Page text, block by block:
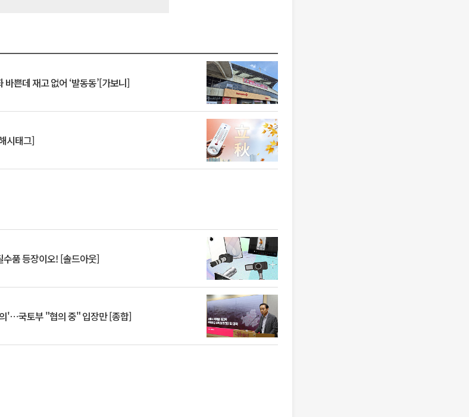
쁜데 재고 없어 ‘발동동’[가보니]
시태그]
품 등장이오! [솔드아웃]
'⋯국토부 "협의 중" 입장만 [종합]